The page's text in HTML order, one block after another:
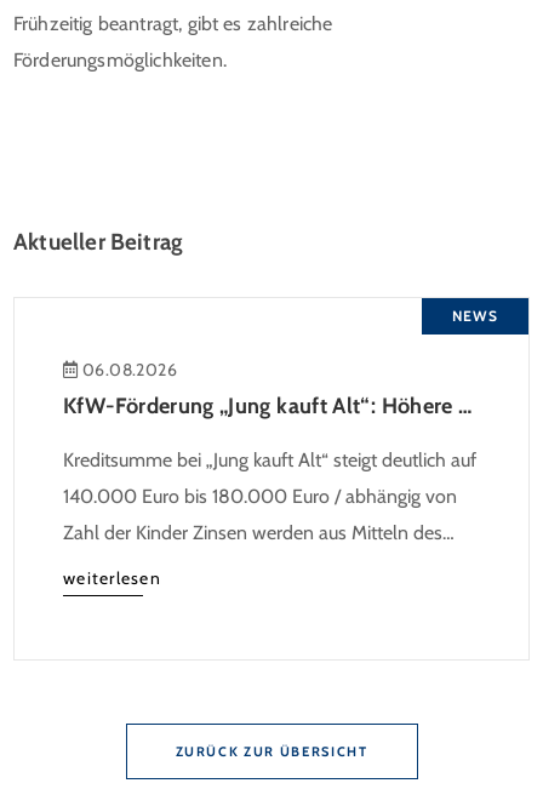
Frühzeitig beantragt, gibt es zahlreiche
Förderungsmöglichkeiten.
Aktueller Beitrag
NEWS
06.08.2026
KfW-Förderung „Jung kauft Alt“: Höhere Kredite ab August 2026
Kreditsumme bei „Jung kauft Alt“ steigt deutlich auf
140.000 Euro bis 180.000 Euro / abhängig von
Zahl der Kinder Zinsen werden aus Mitteln des
Bundes verbilligt: Heutiger Zins bei 0,53 Prozent
weiterlesen
ZURÜCK ZUR ÜBERSICHT